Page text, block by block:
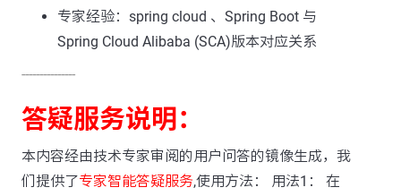
专家经验：spring cloud 、Spring Boot 与
Spring Cloud Alibaba (SCA)版本对应关系
---------------
答疑服务说明：
本内容经由技术专家审阅的用户问答的镜像生成，我
们提供了专家智能答疑服务,使用方法： 用法1： 在